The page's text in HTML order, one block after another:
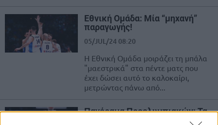
Εθνική Ομάδα: Μία “μηχανή”
παραγωγής!
05/JUL/24 08:20
Η Εθνική Ομάδα μοιράζει τη μπάλα
"μαεστρικά" στα πέντε ματς που
έχει δώσει αυτό το καλοκαίρι,
μετρώντας πάνω από...
Πανόραμα Προολυμπιακών: Τα